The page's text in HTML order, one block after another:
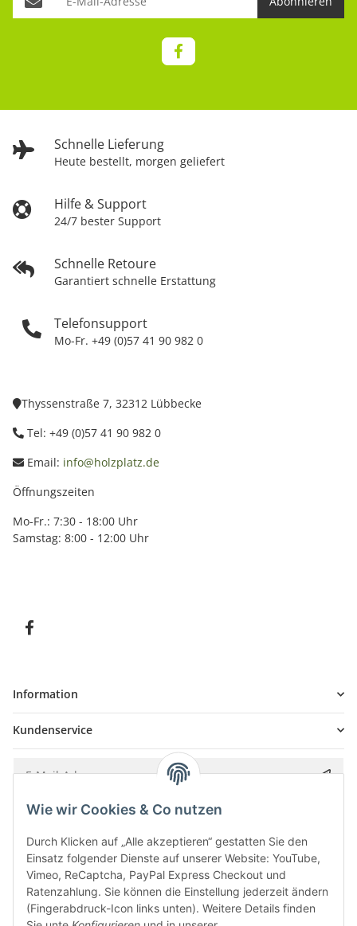
Schnelle Lieferung
Heute bestellt, morgen geliefert
Hilfe & Support
24/7 bester Support
Schnelle Retoure
Garantiert schnelle Erstattung
Telefonsupport
Mo-Fr. +49 (0)57 41 90 982 0
Thyssenstraße 7, 32312 Lübbecke
Tel: +49 (0)57 41 90 982 0
Email: info@holzplatz.de
Öffnungszeiten
Mo-Fr.: 7:30 - 18:00 Uhr
Samstag: 8:00 - 12:00 Uhr
Information
Kundenservice
Bitte senden Sie mir entsprechend IhrerDatenschutzerklärung
Wie wir Cookies & Co nutzen
Durch Klicken auf „Alle akzeptieren“ gestatten Sie den
Einsatz folgender Dienste auf unserer Website: YouTube,
Vimeo, ReCaptcha, PayPal Express Checkout und
Ratenzahlung. Sie können die Einstellung jederzeit ändern
(Fingerabdruck-Icon links unten). Weitere Details finden